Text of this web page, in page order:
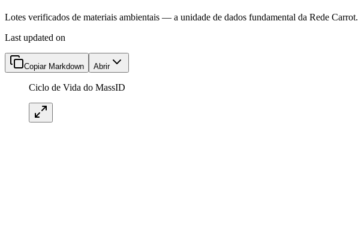
Lotes verificados de materiais ambientais — a unidade de dados fundamental da Rede Carrot.
Last updated on
Copiar Markdown Abrir
Ciclo de Vida do MassID